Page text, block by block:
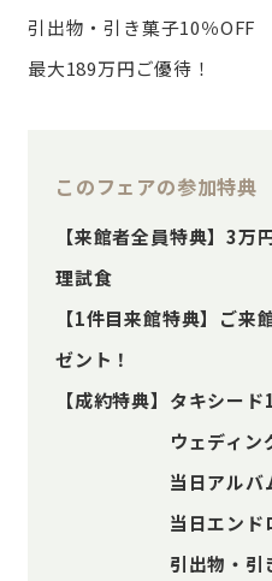
引出物・引き菓子10％OFF
最大189万円ご優待！
このフェアの参加特典
【来館者全員特典】3万
理試食
【1件目来館特典】ご来
ゼント！
【成約特典】タキシー
ウェディングド
当日アルバム
当日エンドロー
引出物・引き菓